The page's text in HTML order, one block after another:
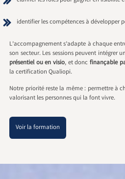
identifier les compétences à développer
L’accompagnement s’adapte à chaque
son secteur. Les sessions peuvent intégrer
présentiel ou en visio, et donc finançable
la certification Qualiopi.
Notre priorité reste la même : permettre à
valorisant les personnes qui la font vivre.
Voir la formation